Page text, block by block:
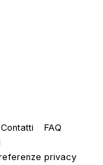
Contatti
FAQ
privacy